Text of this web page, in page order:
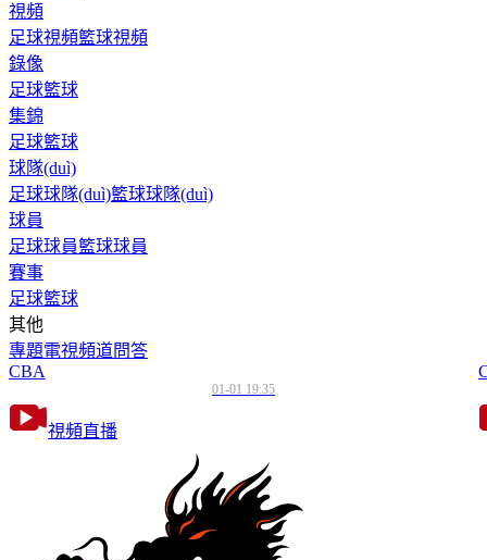
視頻
足球視頻籃球視頻
錄像
足球籃球
集錦
足球籃球
球隊(duì)
足球球隊(duì)籃球球隊(duì)
球員
足球球員籃球球員
賽事
足球籃球
其他
專題電視頻道問答
CBA
01-01 19:35
視頻直播